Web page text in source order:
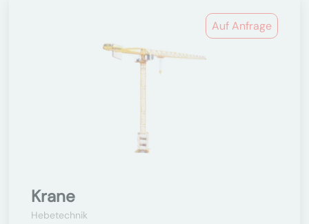
Auf Anfrage
Krane
Hebetechnik